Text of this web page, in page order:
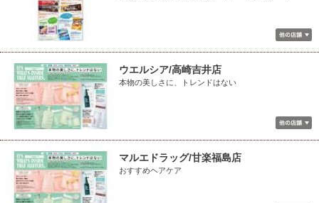
ウエルシア/高崎吉井店
本物の美しさに、トレンドはない
マルエドラッグ/甘楽福島店
おすすめヘアケア